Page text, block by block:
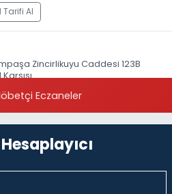
Tarifi Al
Zincirlikuyu Caddesi 123B
Tarifi AlEczaneler